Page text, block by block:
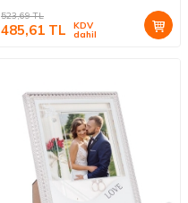
523,69TL
485,61 TL KDV
dahil